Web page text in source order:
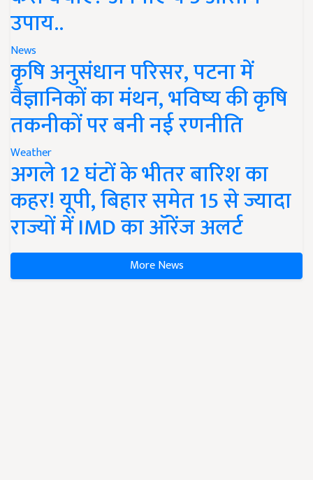
उपाय..
News
कृषि अनुसंधान परिसर, पटना में
वैज्ञानिकों का मंथन, भविष्य की कृषि
तकनीकों पर बनी नई रणनीति
Weather
अगले 12 घंटों के भीतर बारिश का
कहर! यूपी, बिहार समेत 15 से ज्यादा
राज्यों में IMD का ऑरेंज अलर्ट
More News